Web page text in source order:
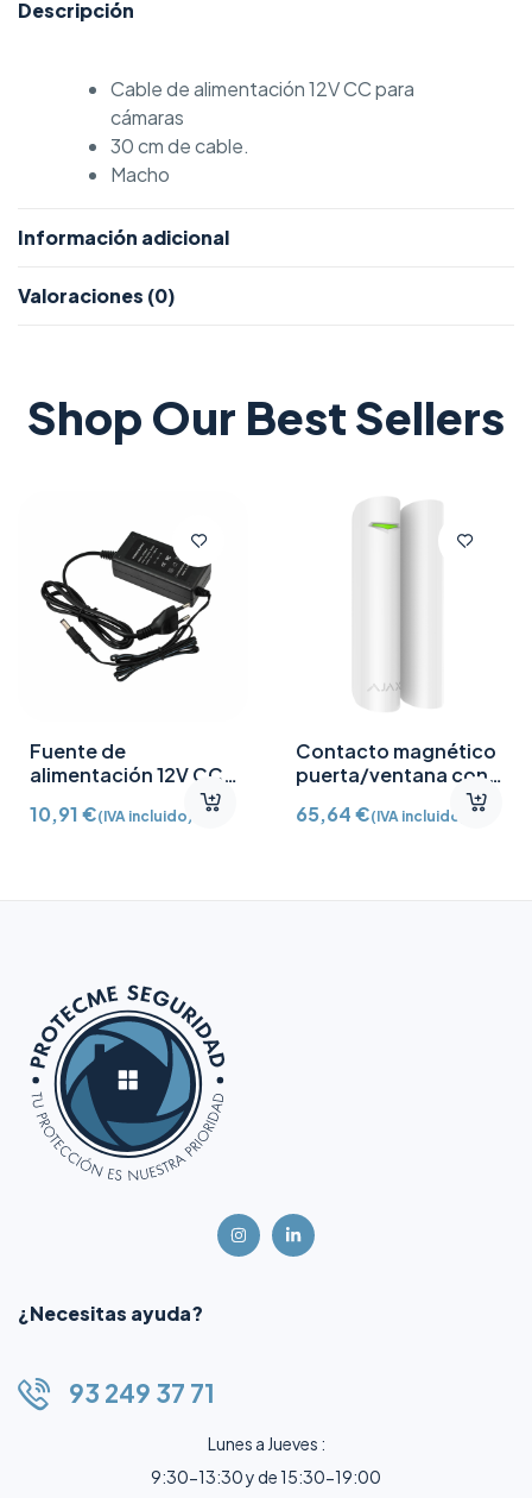
Descripción
Cable de alimentación 12V CC para
cámaras
30 cm de cable.
Macho
Información adicional
Valoraciones (0)
Shop Our Best Sellers
Fuente de
alimentación 12V CC
10,91€(IVA incluido)
Contacto magnético
puerta/ventana con
Detector vibración e
inclinación AJ-
65,64€(IVA incluido)
¿Necesitas ayuda?
93 249 37 71
Lunes a Jueves :
9:30-13:30 y de 15:30-19:00